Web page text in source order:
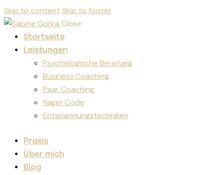
Skip to content Skip to footer
Close
Startseite
Leistungen
Psychologische Beratung
Business Coaching
Paar Coaching
Yager Code
Entspannungstechniken
Praxis
Über mich
Blog